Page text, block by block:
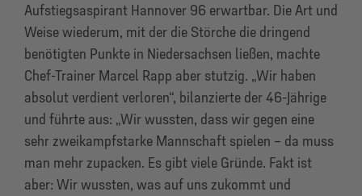
Aufstiegsaspirant Hannover 96 erwartbar. Die Art und
Weise wiederum, mit der die Störche die dringend
benötigten Punkte in Niedersachsen ließen, machte
Chef-Trainer Marcel Rapp aber stutzig. „Wir haben
absolut verdient verloren“, bilanzierte der 46-Jährige
und führte aus: „Wir wussten, dass wir gegen eine
sehr zweikampfstarke Mannschaft spielen – da muss
man mehr zupacken. Es gibt viele Gründe. Fakt ist
aber: Wir wussten, was auf uns zukommt und